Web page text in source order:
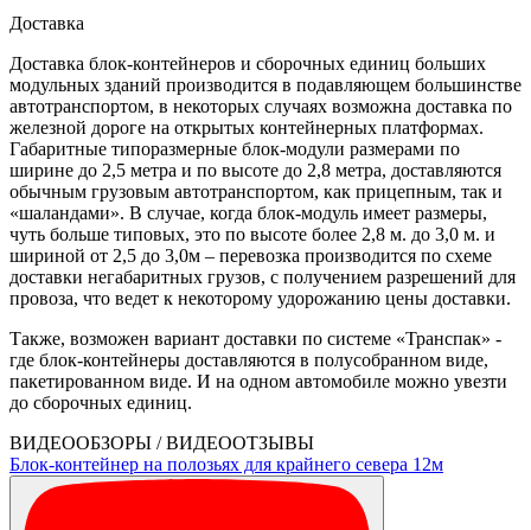
Доставка
Доставка блок-контейнеров и сборочных единиц больших
модульных зданий производится в подавляющем большинстве
автотранспортом, в некоторых случаях возможна доставка по
железной дороге на открытых контейнерных платформах.
Габаритные типоразмерные блок-модули размерами по
ширине до 2,5 метра и по высоте до 2,8 метра, доставляются
обычным грузовым автотранспортом, как прицепным, так и
«шаландами». В случае, когда блок-модуль имеет размеры,
чуть больше типовых, это по высоте более 2,8 м. до 3,0 м. и
шириной от 2,5 до 3,0м – перевозка производится по схеме
доставки негабаритных грузов, с получением разрешений для
провоза, что ведет к некоторому удорожанию цены доставки.
Также, возможен вариант доставки по системе «Транспак» -
где блок-контейнеры доставляются в полусобранном виде,
пакетированном виде. И на одном автомобиле можно увезти
до сборочных единиц.
ВИДЕООБЗОРЫ / ВИДЕООТЗЫВЫ
Блок-контейнер на полозьях для крайнего севера 12м